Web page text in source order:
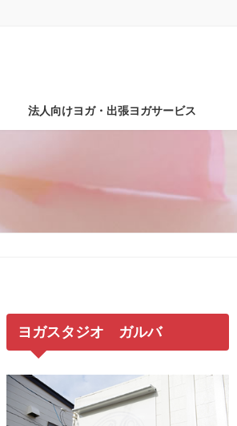
法人向けヨガ・出張ヨガサービス
ヨガスタジオ ガルバ